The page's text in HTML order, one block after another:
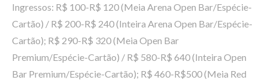
Ingressos: R$ 100-R$ 120 (Meia Arena Open Bar/Espécie-
Cartão) / R$ 200-R$ 240 (Inteira Arena Open Bar/Espécie-
Cartão); R$ 290-R$ 320 (Meia Open Bar
Premium/Espécie-Cartão) / R$ 580-R$ 640 (Inteira Open
Bar Premium/Espécie-Cartão); R$ 460-R$500 (Meia Red